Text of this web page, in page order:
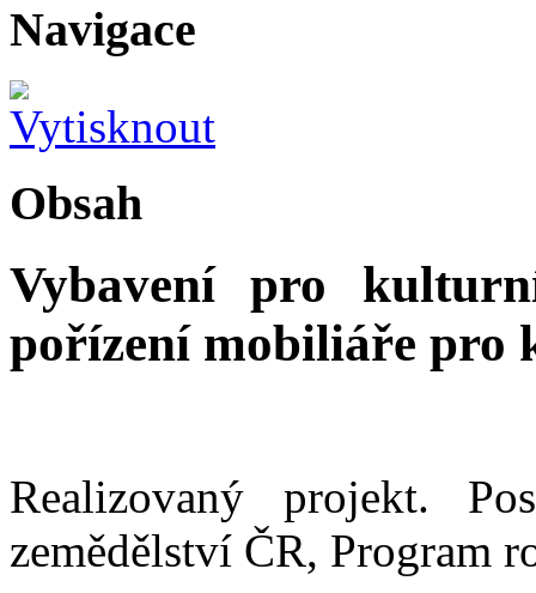
Navigace
Obsah
Vybavení pro
pořízení mobiliáře pro
Realizovaný projekt.
zemědělství ČR, Program